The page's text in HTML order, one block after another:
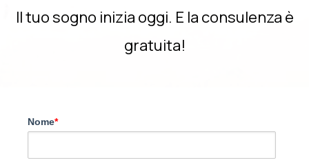
Il tuo sogno inizia oggi. E la consulenza è
gratuita!
Nome*